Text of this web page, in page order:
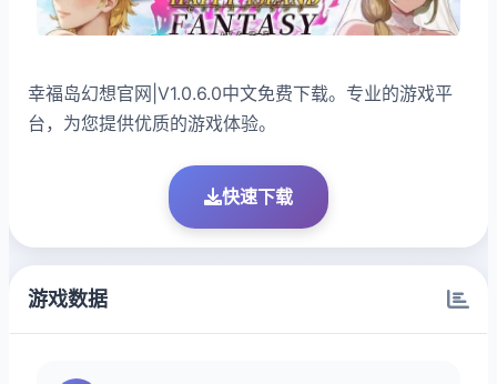
幸福岛幻想官网|V1.0.6.0中文免费下载。专业的游戏平
台，为您提供优质的游戏体验。
快速下载
游戏数据